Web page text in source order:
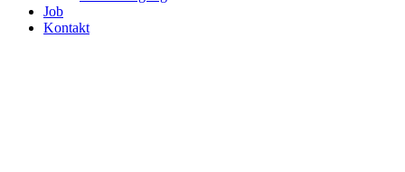
Job
Kontakt